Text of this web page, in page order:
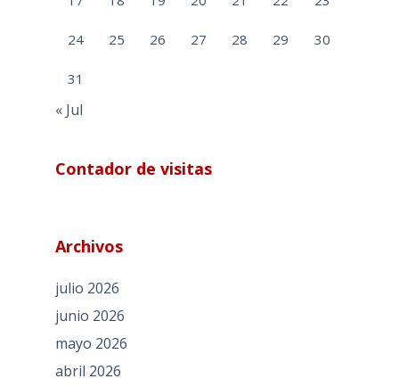
24 25 26 27 28 29 30
31
« Jul
Contador de visitas
Archivos
julio 2026
junio 2026
mayo 2026
abril 2026